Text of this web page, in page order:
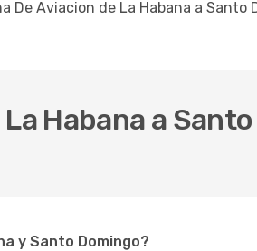
Aviacion de La Habana a Santo
Habana a
y Santo Domingo?